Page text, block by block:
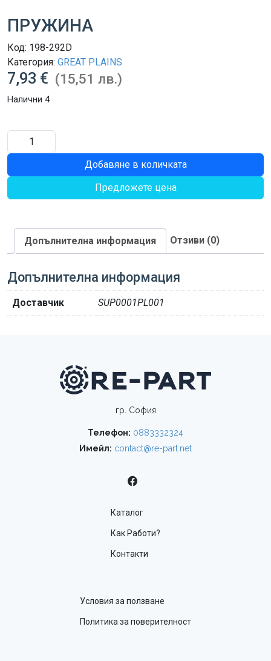
ПРУЖИНА
Код: 198-292D
Категория: GREAT PLAINS
7,93 € (15,51 лв.)
Налични 4
количество
за
Добавяне в количката
Предложете цена
Допълнителна информация Отзиви (0)
Допълнителна информация
Доставчик SUP0001PL001
гр. София
Телефон: 0883332324
Имейл: contact@re-part.net
Каталог
Как Работи?
Контакти
Условия за ползване
Политика за поверителност